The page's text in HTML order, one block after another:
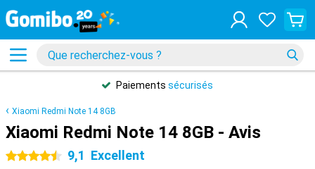
Paiements sécurisés
Xiaomi Redmi Note 14 8GB
Xiaomi Redmi Note 14 8GB - Avis
4.5 étoiles 9,1 Excellent